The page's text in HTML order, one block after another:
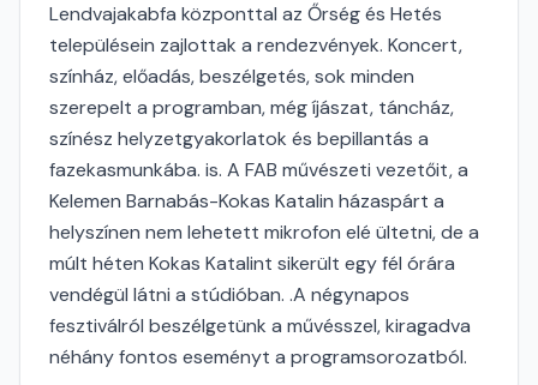
Lendvajakabfa központtal az Őrség és Hetés
településein zajlottak a rendezvények. Koncert,
színház, előadás, beszélgetés, sok minden
szerepelt a programban, még íjászat, táncház,
színész helyzetgyakorlatok és bepillantás a
fazekasmunkába. is. A FAB művészeti vezetőit, a
Kelemen Barnabás-Kokas Katalin házaspárt a
helyszínen nem lehetett mikrofon elé ültetni, de a
múlt héten Kokas Katalint sikerült egy fél órára
vendégül látni a stúdióban. .A négynapos
fesztiválról beszélgetünk a művésszel, kiragadva
néhány fontos eseményt a programsorozatból.